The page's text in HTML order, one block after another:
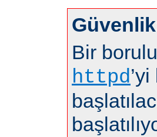
Bir
httpd